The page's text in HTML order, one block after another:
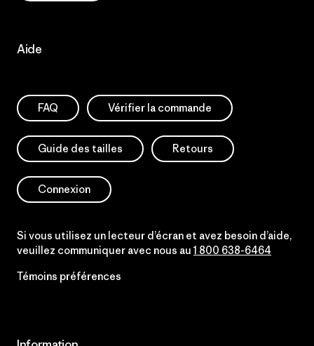
Aide
FAQ Vérifier la commande
Guide des tailles Retours
Connexion
Si vous utilisez un lecteur d’écran et avez besoin d’aide,
veuillez communiquer avec nous au 1 800 638-6464
Témoins préférences